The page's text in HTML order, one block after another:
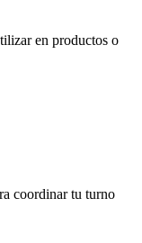
en productos o
coordinar tu turno